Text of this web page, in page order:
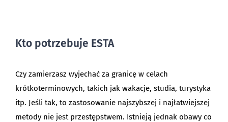
Kto potrzebuje ESTA
Czy zamierzasz wyjechać za granicę w celach
krótkoterminowych, takich jak wakacje, studia, turystyka
itp. Jeśli tak, to zastosowanie najszybszej i najłatwiejszej
metody nie jest przestępstwem. Istnieją jednak obawy co